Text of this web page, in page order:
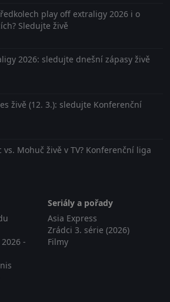
play off extraligy 2026 i o
Sledujte živě
2026: sledujte dnešní zápasy živě
živě (12. 3.): sledujte Konferenční
Mohuč živě v TV? Konferenční liga
-
Seriály a pořady
Asia Express
Zrádci 3. série (2026)
Filmy